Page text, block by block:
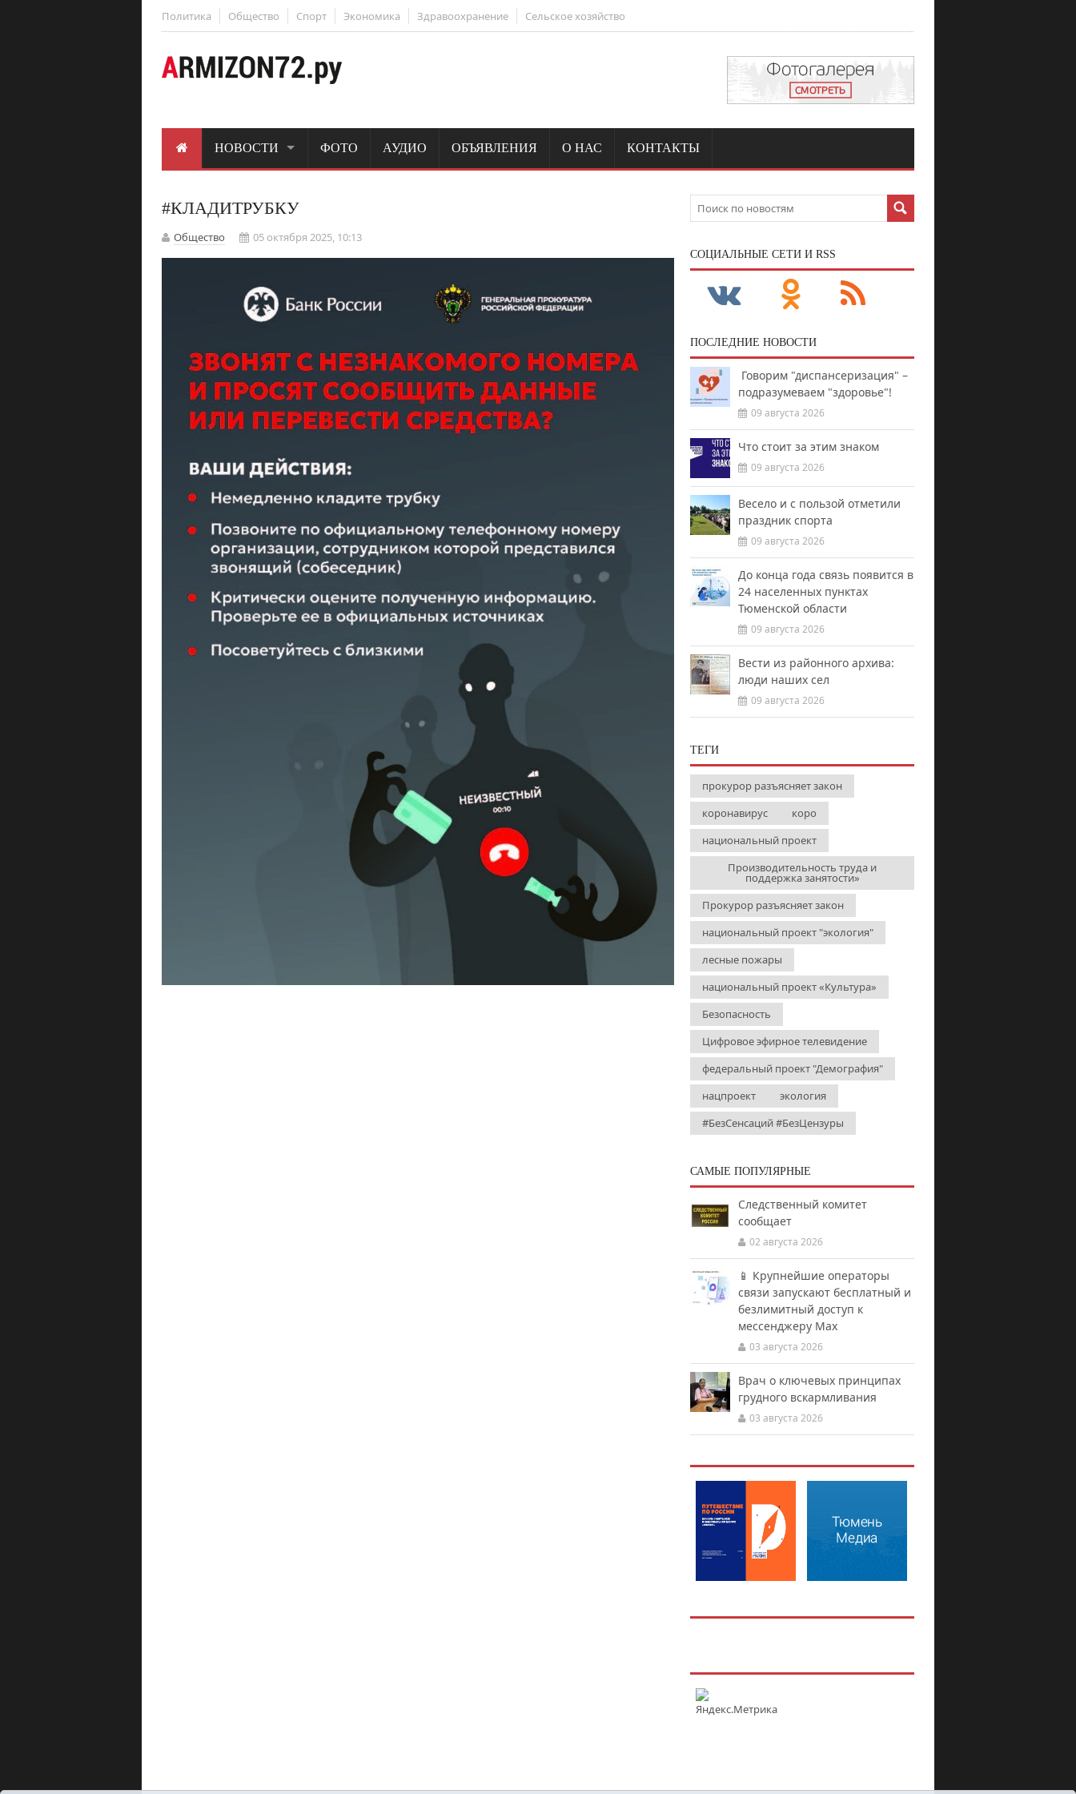
Политика Общество Спорт Экономика Здравоохранение Сельское хозяйство
НОВОСТИ ФОТО АУДИО ОБЪЯВЛЕНИЯ О НАС КОНТАКТЫ
#КЛАДИТРУБКУ
Общество 05 октября 2025, 10:13
CОЦИАЛЬНЫЕ СЕТИ И RSS
ПОСЛЕДНИЕ НОВОСТИ
Говорим "диспансеризация" –
подразумеваем "здоровье"!
09 августа 2026
Что стоит за этим знаком
09 августа 2026
Весело и с пользой отметили
праздник спорта
09 августа 2026
До конца года связь появится в
24 населенных пунктах
Тюменской области
09 августа 2026
Вести из районного архива:
люди наших сел
09 августа 2026
ТЕГИ
прокурор разъясняет закон
коронавирус
коро
национальный проект
Производительность труда и
поддержка занятости»
Прокурор разъясняет закон
национальный проект "экология"
лесные пожары
национальный проект «Культура»
Безопасность
Цифровое эфирное телевидение
федеральный проект "Демография"
нацпроект
экология
#БезСенсаций #БезЦензуры
САМЫЕ ПОПУЛЯРНЫЕ
Следственный комитет
сообщает
02 августа 2026
📱 Крупнейшие операторы
связи запускают бесплатный и
безлимитный доступ к
мессенджеру Мах
03 августа 2026
Врач о ключевых принципах
грудного вскармливания
03 августа 2026